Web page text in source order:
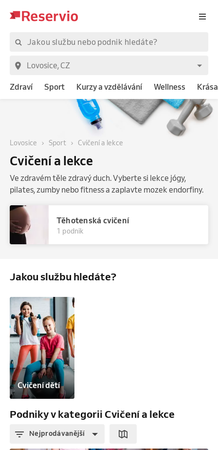
Zdraví Sport Kurzy a vzdělávání Wellness Krása
Lovosice Sport Cvičení a lekce
Cvičení a lekce
Ve zdravém těle zdravý duch. Vyberte si lekce jógy,
pilates, zumby nebo fitness a zaplavte mozek endorfiny.
Těhotenská cvičení
1 podnik
Jakou službu hledáte?
Cvičení dětí
Podniky v kategorii Cvičení a lekce
Nejprodávanější